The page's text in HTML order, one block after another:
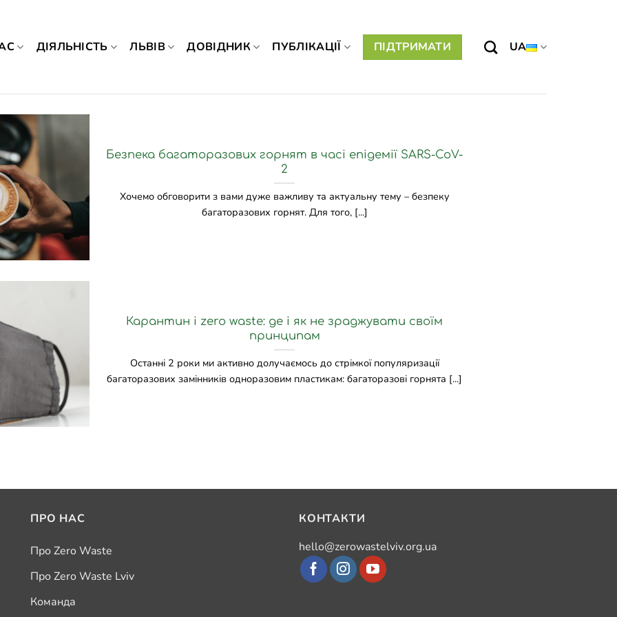
ДІЯЛЬНІСТЬ ЛЬВІВ ДОВІДНИК ПУБЛІКАЦІЇ ПІДТРИМАТИ UA
Безпека багаторазових горнят в часі епідемії SARS-CoV-
2
Хочемо обговорити з вами дуже важливу та актуальну тему – безпеку
багаторазових горнят. Для того, [...]
Карантин і zero waste: де і як не зраджувати своїм
принципам
Останні 2 роки ми активно долучаємось до стрімкої популяризації
багаторазових замінників одноразовим пластикам: багаторазові горнята [...]
ПРО НАС
Про Zero Waste
Про Zero Waste Lviv
Команда
КОНТАКТИ
hello@zerowastelviv.org.ua